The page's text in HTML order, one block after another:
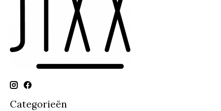
Categorieën